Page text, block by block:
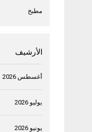
مطبخ
الأرشيف
أغسطس 2026
يوليو 2026
يونيو 2026